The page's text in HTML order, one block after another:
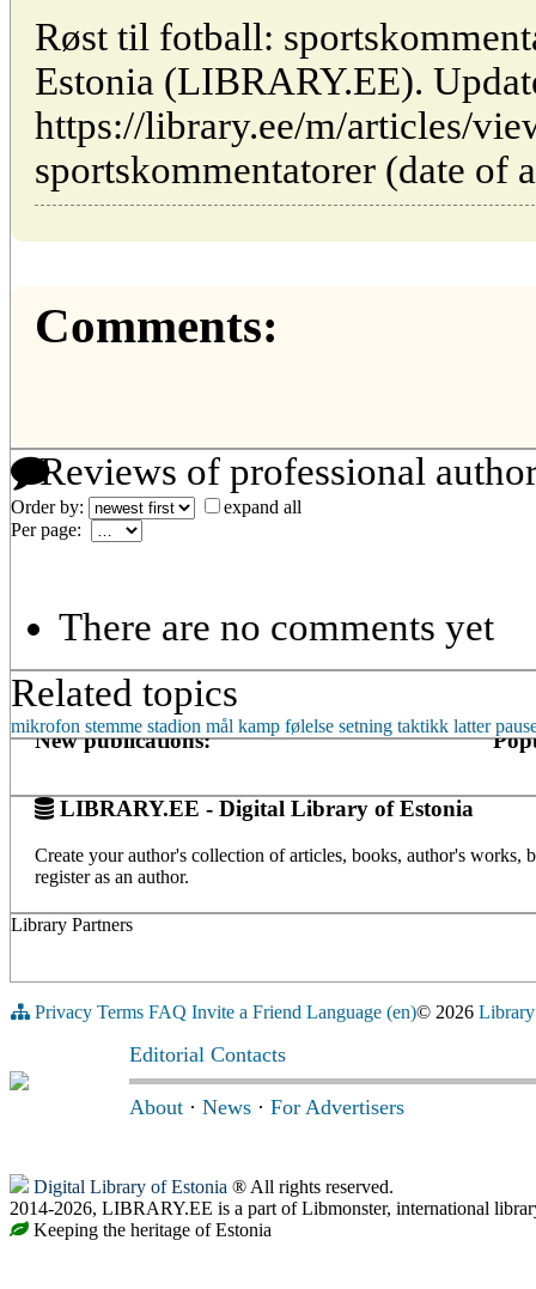
Røst til fotball:
Estonia (LIBRARY.EE).
https://library.ee/m/articles/
sportskommentatorer (date of
Comments:
Reviews of professional
Order by:
expand all
Per page:
There are no comments yet
Related topics
mikrofon stemme stadion mål kamp følelse setning taktikk latter
New publications:
LIBRARY.EE - Digital Library of Estonia
Create your author's collection of articles, books, author's
register as an author.
Library Partners
Privacy Terms FAQ Invite a Friend Language (en)© 2026
Editorial Contacts
About · News · For Advertisers
Digital Library of Estonia ® All rights reserved.
2014-2026, LIBRARY.EE is a part of Libmonster, international
Keeping the heritage of Estonia